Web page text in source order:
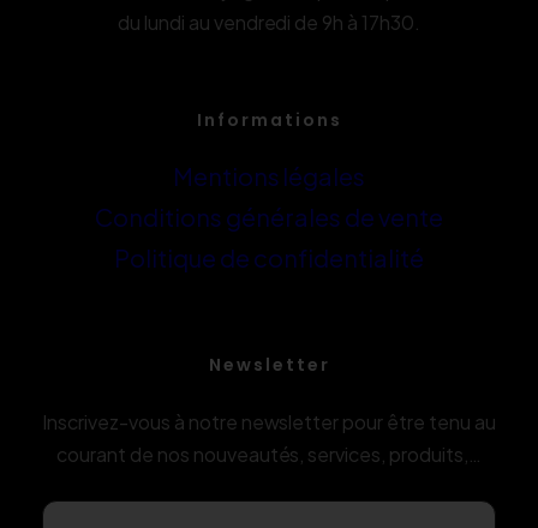
du lundi au vendredi de 9h à 17h30.
Informations
Mentions légales
Conditions générales de vente
Politique de confidentialité
Newsletter
Inscrivez-vous à notre newsletter pour être tenu au
courant de nos nouveautés, services, produits,…